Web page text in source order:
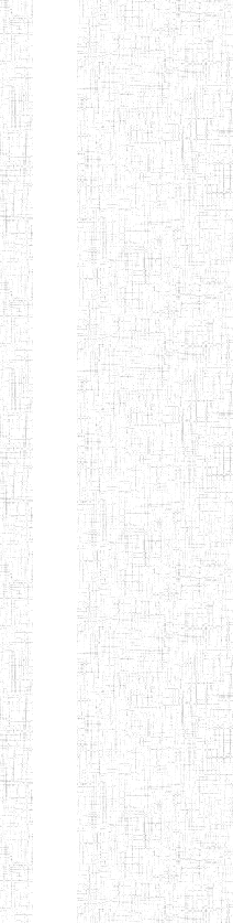
Afficher
FIERTE
ENIEG TAGA
ENIET
SIANTOU
ENIEG PRIVEE
GOLDEN
ENIEG
BILINGUE LE
GRAND
ENIEG
BILINGUE
VIVA
EDUCATION
ENIEG PRIVEE
MERE
THERESA
ENIEG COSBIE
ENIEG STAR
ENIEG MEVEC